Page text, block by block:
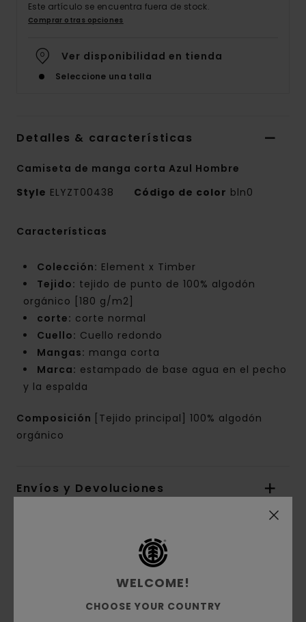
Este artículo se encuentra fuera de stock.
Comprar otras opciones
Ver disponibilidad en tienda
Seleccione una talla
Detalles & características
Camiseta de manga corta Azul Hombre
Style ELYZT00438 Código de color bln0
Características
Colección: Element x Timber
Tejido: tejido de punto de 100% algodón
orgánico [180 g/m2]
corte: corte normal
Cuello: Cuello redondo
Mangas: manga corta
Marca: estampado de base agua en el pecho
y la espalda
Composición
[Tejido principal] 100% algodón
orgánico
Envíos y Devoluciones
Reseñas de los clientes
WELCOME!
CHOOSE YOUR COUNTRY